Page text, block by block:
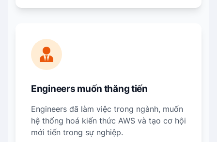
Engineers muốn thăng tiến
Engineers đã làm việc trong ngành, muốn
hệ thống hoá kiến thức AWS và tạo cơ hội
mới tiến trong sự nghiệp.